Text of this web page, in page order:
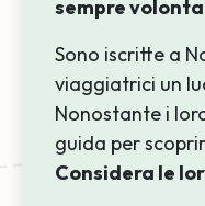
sempre
Sono iscritte a
viaggiatrici un
Nonostante i
guida per
Considera le